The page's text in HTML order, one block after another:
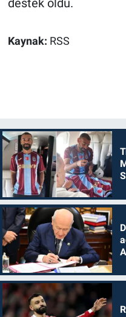
destek oldu.
Kaynak: RSS